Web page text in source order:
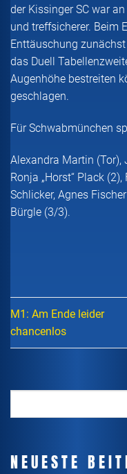
der Kissinger SC war
und treffsicherer. Beim
Enttäuschung
das Duell
Augenhöhe bestreiten
geschlagen.
Für Schwabmünchen
Alexandra Martin (Tor),
Ronja „Horst“ Plack
Schlicker, Agnes
Bürgle (3/3).
M1: Am Ende leider
chancenlos
NEUESTE